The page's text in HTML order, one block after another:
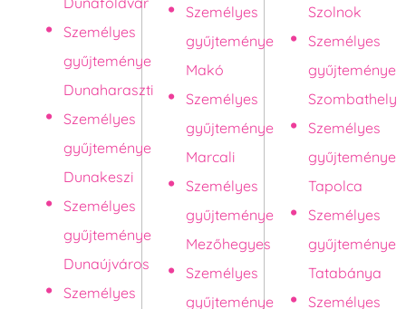
Személyes
gyűjteménye
Dunaharaszti
Személyes
gyűjteménye
Dunakeszi
Személyes
gyűjteménye
Dunaújváros
Személyes
Személyes
gyűjteménye
Makó
Személyes
gyűjteménye
Marcali
Személyes
gyűjteménye
Mezőhegyes
Személyes
gyűjteménye
Szolnok
Személyes
gyűjteménye
Szombathely
Személyes
gyűjteménye
Tapolca
Személyes
gyűjteménye
Tatabánya
Személyes